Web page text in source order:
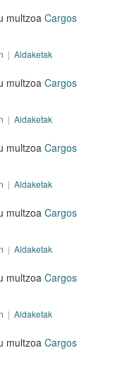
multzoaCargos
| Aldaketak
multzoaCargos
| Aldaketak
multzoaCargos
| Aldaketak
multzoaCargos
| Aldaketak
multzoaCargos
| Aldaketak
multzoaCargos